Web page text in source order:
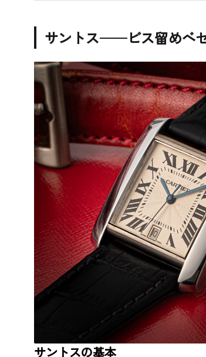
サントス——ビス留めベ
サントスの基本